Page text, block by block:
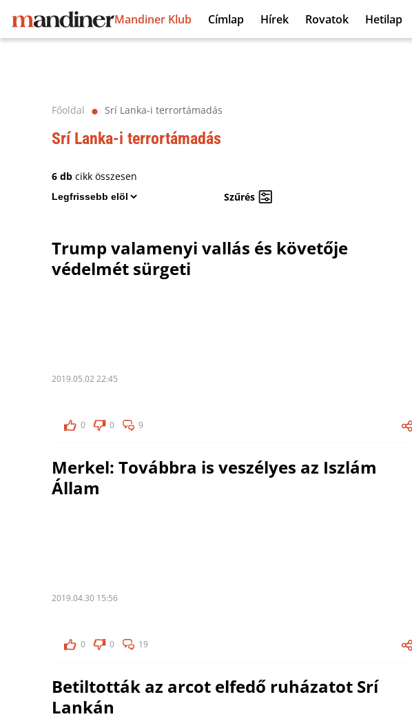
Mandiner Klub Címlap Hírek Rovatok Hetilap
Főoldal ⬤ Srí Lanka-i terrortámadás
Srí Lanka-i terrortámadás
6 db cikk összesen
Szűrés
Trump valamenyi vallás és követője
védelmét sürgeti
2019.05.02 22:45
0 0 9
Merkel: Továbbra is veszélyes az Iszlám
Állam
2019.04.30 15:56
0 0 19
Betiltották az arcot elfedő ruházatot Srí
Lankán